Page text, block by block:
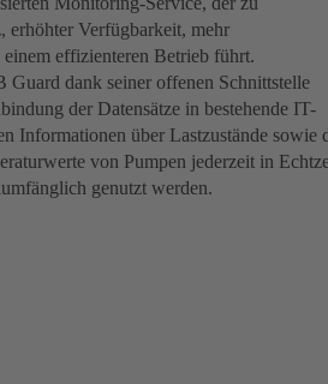
erhöhter Verfügbarkeit, mehr
effizienteren Betrieb führt.
dank seiner offenen Schnittstelle
der Datensätze in bestehende IT-
Informationen über Lastzustände sowie
von Pumpen jederzeit in
genutzt werden.